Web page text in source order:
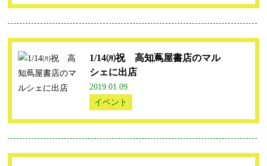
1/14㈪祝 高知蔦屋書店のマル
シェに出店
2019.01.09
イベント